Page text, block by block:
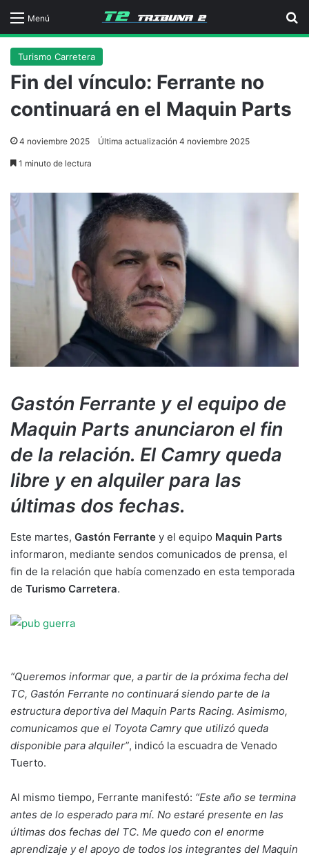
Menú
Turismo Carretera
Fin del vínculo: Ferrante no
continuará en el Maquin Parts
4 noviembre 2025 Última actualización 4 noviembre 2025
1 minuto de lectura
Gastón Ferrante y el equipo de
Maquin Parts anunciaron el fin
de la relación. El Camry queda
libre y en alquiler para las
últimas dos fechas.
Este martes, Gastón Ferrante y el equipo Maquin Parts
informaron, mediante sendos comunicados de prensa, el
fin de la relación que había comenzado en esta temporada
de Turismo Carretera.
“Queremos informar que, a partir de la próxima fecha del
TC, Gastón Ferrante no continuará siendo parte de la
estructura deportiva del Maquin Parts Racing. Asimismo,
comunicamos que el Toyota Camry que utilizó queda
disponible para alquiler”, indicó la escuadra de Venado
Tuerto.
Al mismo tiempo, Ferrante manifestó: “Este año se termina
antes de lo esperado para mí. No estaré presente en las
últimas dos fechas del TC. Me quedo con el enorme
aprendizaje y el apoyo de todos los integrantes del Maquin